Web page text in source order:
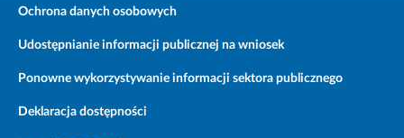
Ochrona danych osobowych
Udostępnianie informacji publicznej na wniosek
Ponowne wykorzystywanie informacji sektora publicznego
Deklaracja dostępności